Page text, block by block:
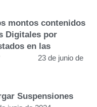
montos contenidos
Digitales por
en las
23 de junio de
Suspensiones